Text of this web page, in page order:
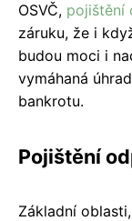
OSVČ, pojištění
záruku, že i
budou moci i
vymáhaná
bankrotu.
Pojištění
Základní